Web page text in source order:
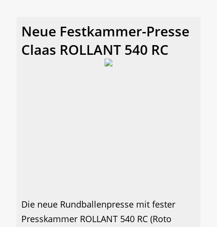
Neue Festkammer-Presse
Claas ROLLANT 540 RC
Die neue Rundballenpresse mit fester
Presskammer ROLLANT 540 RC (Roto